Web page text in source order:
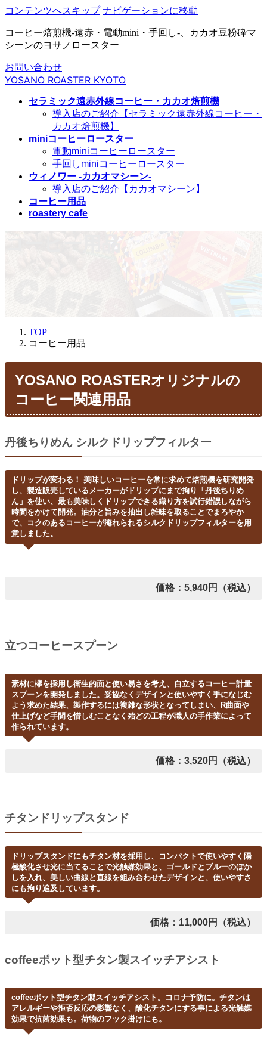
コンテンツへスキップ ナビゲーションに移動
コーヒー焙煎機-遠赤・電動mini・手回し-、カカオ豆粉砕マ
シーンのヨサノロースター
お問い合わせ
YOSANO ROASTER KYOTO
セラミック遠赤外線コーヒー・カカオ焙煎機
導入店のご紹介【セラミック遠赤外線コーヒー・
カカオ焙煎機】
miniコーヒーロースター
電動miniコーヒーロースター
手回しminiコーヒーロースター
ウィノワー -カカオマシーン-
導入店のご紹介【カカオマシーン】
コーヒー用品
roastery cafe
コーヒー用品
TOP
コーヒー用品
YOSANO ROASTERオリジナルの
コーヒー関連用品
丹後ちりめん シルクドリップフィルター
ドリップが変わる！ 美味しいコーヒーを常に求めて焙煎機を研究開発
し、製造販売しているメーカーがドリップにまで拘り「丹後ちりめ
ん」を使い、最も美味しくドリップできる織り方を試行錯誤しながら
時間をかけて開発。油分と旨みを抽出し雑味を取ることでまろやか
で、コクのあるコーヒーが淹れられるシルクドリップフィルターを用
意しました。
価格：5,940円（税込）
立つコーヒースプーン
素材に欅を採用し衛生的面と使い易さを考え、自立するコーヒー計量
スプーンを開発しました。妥協なくデザインと使いやすく手になじむ
よう求めた結果、製作するには複雑な形状となってしまい、R曲面や
仕上げなど手間を惜しむことなく殆どの工程が職人の手作業によって
作られています。
価格：3,520円（税込）
チタンドリップスタンド
ドリップスタンドにもチタン材を採用し、コンパクトで使いやすく陽
極酸化させ光に当てることで光触媒効果と、ゴールドとブルーのぼか
しを入れ、美しい曲線と直線を組み合わせたデザインと、使いやすさ
にも拘り追及しています。
価格：11,000円（税込）
coffeeポット型チタン製スイッチアシスト
coffeeポット型チタン製スイッチアシスト。コロナ予防に。チタンは
アレルギーや拒否反応の影響なく、酸化チタンにする事による光触媒
効果で抗菌効果も。荷物のフック掛けにも。